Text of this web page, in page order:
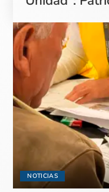
NOTICIAS